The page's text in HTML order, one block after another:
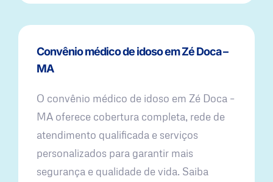
Convênio médico de idoso em Zé Doca –
MA
O convênio médico de idoso em Zé Doca –
MA oferece cobertura completa, rede de
atendimento qualificada e serviços
personalizados para garantir mais
segurança e qualidade de vida. Saiba